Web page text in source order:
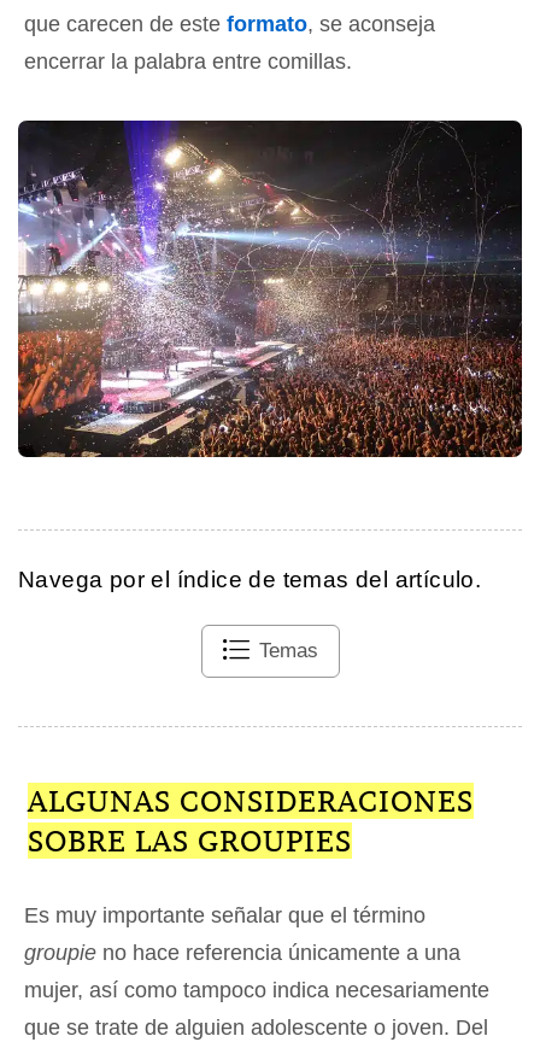
que carecen de este formato, se aconseja
encerrar la palabra entre comillas.
Navega por el índice de temas del artículo.
Temas
ALGUNAS CONSIDERACIONES
SOBRE LAS GROUPIES
Es muy importante señalar que el término
groupie no hace referencia únicamente a una
mujer, así como tampoco indica necesariamente
que se trate de alguien adolescente o joven. Del